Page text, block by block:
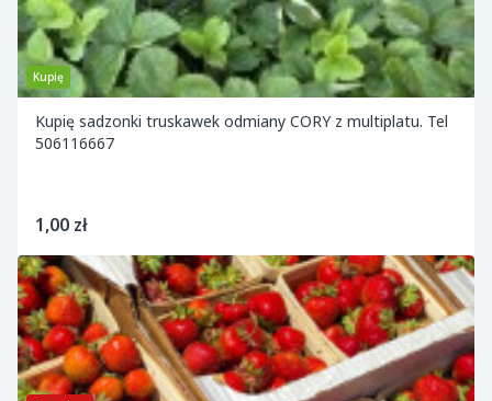
Kupię
Kupię sadzonki truskawek odmiany CORY z multiplatu. Tel
506116667
1,00 zł